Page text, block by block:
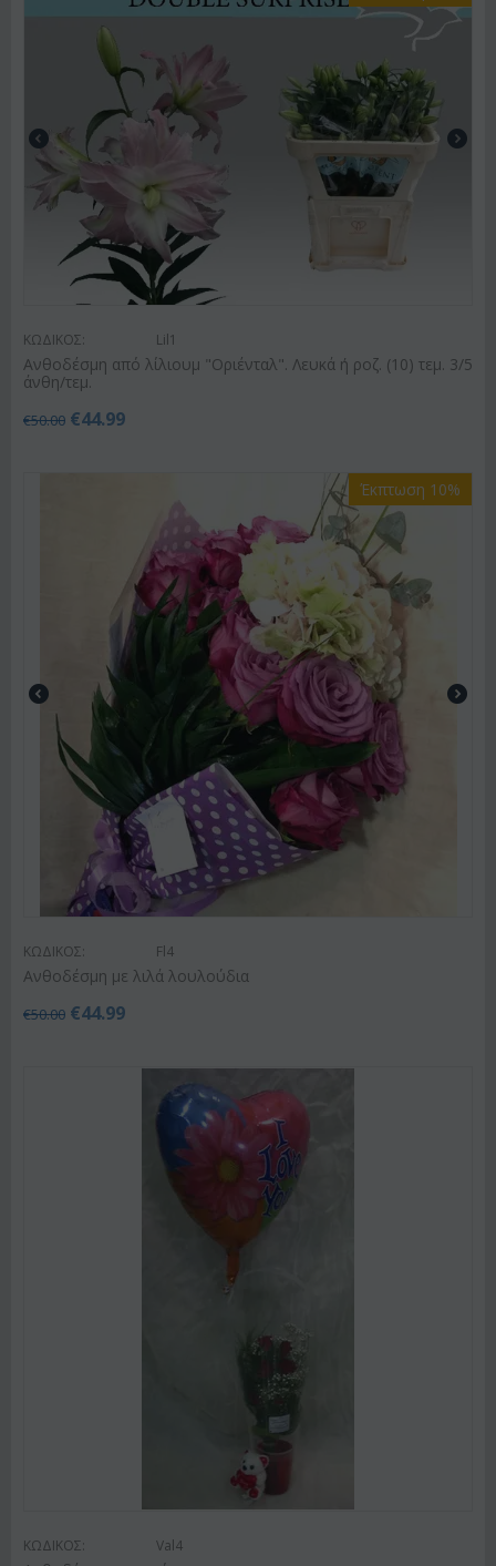
ΚΩΔΙΚΟΣ: Lil1
Ανθοδέσμη από λίλιουμ "Οριένταλ". Λευκά ή ροζ. (10) τεμ. 3/5
άνθη/τεμ.
€50.00 €44.99
Έκπτωση 10%
ΚΩΔΙΚΟΣ: Fl4
Ανθοδέσμη με λιλά λουλούδια
€50.00 €44.99
ΚΩΔΙΚΟΣ: Val4